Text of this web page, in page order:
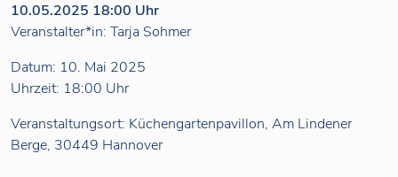
10.05.2025 18:00 Uhr
Veranstalter*in: Tarja Sohmer
Datum: 10. Mai 2025
Uhrzeit: 18:00 Uhr
Veranstaltungsort: Küchengartenpavillon, Am Lindener
Berge, 30449 Hannover